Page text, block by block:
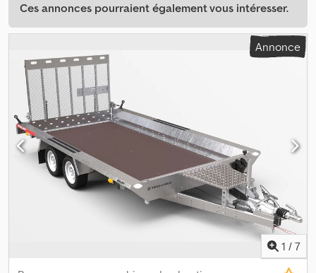
Ces annonces pourraient également vous intéresser.
Annonce
1 / 7